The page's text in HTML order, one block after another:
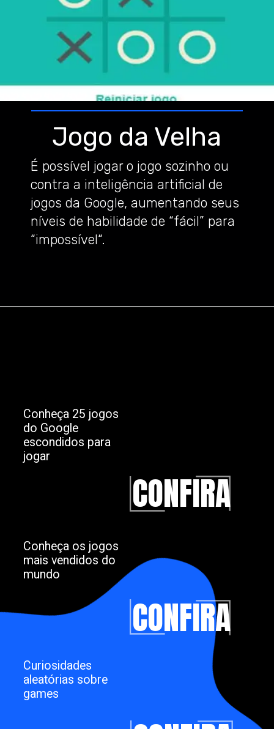
É possível jogar o jogo sozinho ou
contra a inteligência artificial de
jogos da Google, aumentando seus
níveis de habilidade de “fácil” para
“impossível“.
Jogo da Velha
CONFIRA
CONFIRA
Conheça 25 jogos
do Google
escondidos para
jogar
Conheça os jogos
mais vendidos do
mundo
Curiosidades
aleatórias sobre
games